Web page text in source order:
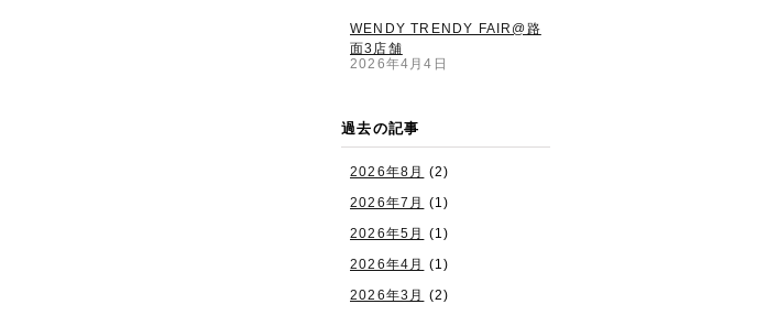
WENDY TRENDY FAIR@路
面3店舗
2026年4月4日
過去の記事
2026年8月
(2)
2026年7月
(1)
2026年5月
(1)
2026年4月
(1)
2026年3月
(2)